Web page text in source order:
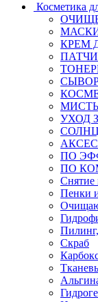
Косметика
КРЕМ
УХОД
ПО
ПО
Снятие
Пенки
Скраб